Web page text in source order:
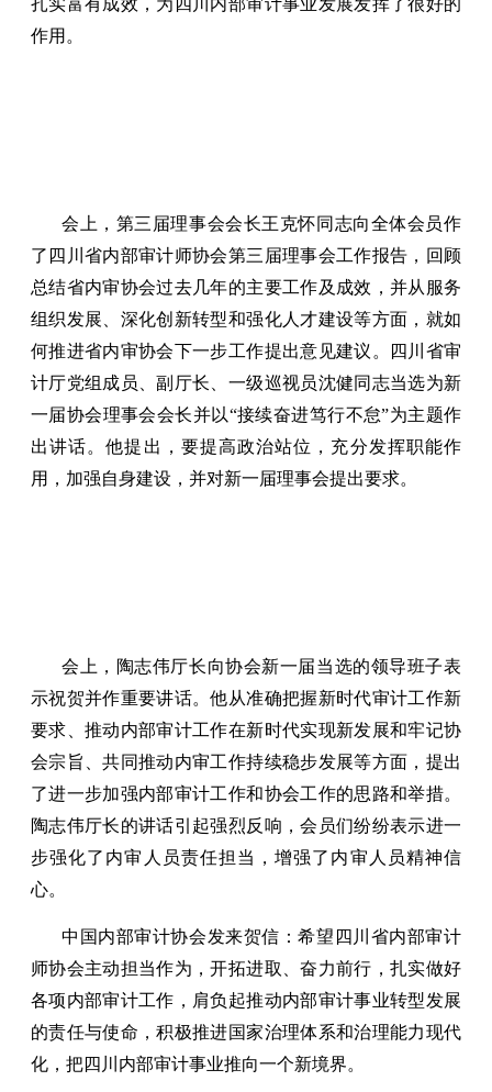
作用。
会上，第三届理事会会长王克怀同志向全体会员作
了四川省内部审计师协会第三届理事会工作报告，回顾
总结省内审协会过去几年的主要工作及成效，并从服务
组织发展、深化创新转型和强化人才建设等方面，就如
何推进省内审协会下一步工作提出意见建议。四川省审
计厅党组成员、副厅长、一级巡视员沈健同志当选为新
一届协会理事会会长并以“接续奋进笃行不怠”为主题作
出讲话。他提出，要提高政治站位，充分发挥职能作
用，加强自身建设，并对新一届理事会提出要求。
会上，陶志伟厅长向协会新一届当选的领导班子表
示祝贺并作重要讲话。他从准确把握新时代审计工作新
要求、推动内部审计工作在新时代实现新发展和牢记协
会宗旨、共同推动内审工作持续稳步发展等方面，提出
了进一步加强内部审计工作和协会工作的思路和举措。
陶志伟厅长的讲话引起强烈反响，会员们纷纷表示进一
步强化了内审人员责任担当，增强了内审人员精神信
心。
中国内部审计协会发来贺信：希望四川省内部审计
师协会主动担当作为，开拓进取、奋力前行，扎实做好
各项内部审计工作，肩负起推动内部审计事业转型发展
的责任与使命，积极推进国家治理体系和治理能力现代
化，把四川内部审计事业推向一个新境界。